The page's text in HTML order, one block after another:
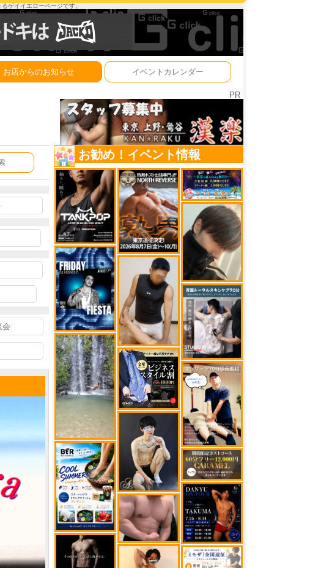
ゲイイエローページです。
お店からのお知らせ イベントカレンダー
PR
会
お勧め！イベント情報